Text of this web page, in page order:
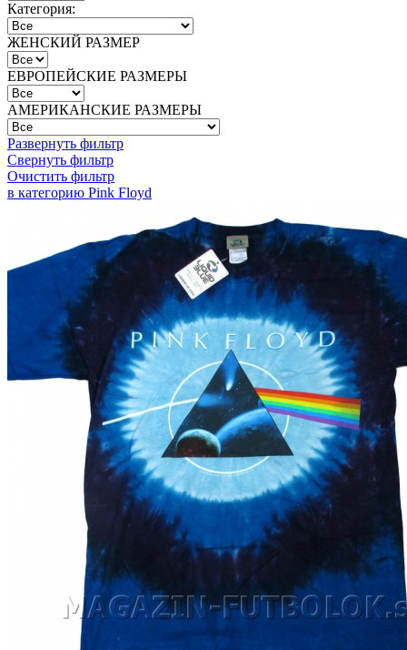
Категория:
ЖЕНСКИЙ РАЗМЕР
ЕВРОПЕЙСКИЕ РАЗМЕРЫ
АМЕРИКАНСКИЕ РАЗМЕРЫ
Развернуть фильтр
Свернуть фильтр
Очистить фильтр
в категорию Pink Floyd